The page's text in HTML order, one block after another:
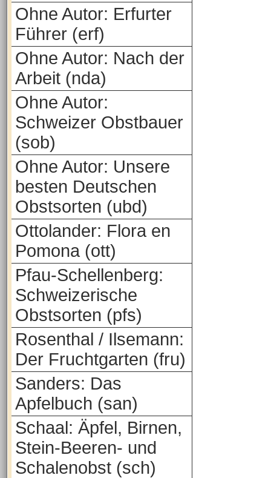
Ohne Autor: Erfurter
Führer (erf)
Ohne Autor: Nach der
Arbeit (nda)
Ohne Autor:
Schweizer Obstbauer
(sob)
Ohne Autor: Unsere
besten Deutschen
Obstsorten (ubd)
Ottolander: Flora en
Pomona (ott)
Pfau-Schellenberg:
Schweizerische
Obstsorten (pfs)
Rosenthal / Ilsemann:
Der Fruchtgarten (fru)
Sanders: Das
Apfelbuch (san)
Schaal: Äpfel, Birnen,
Stein-Beeren- und
Schalenobst (sch)